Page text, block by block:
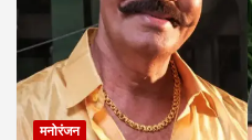
मनोरंजन